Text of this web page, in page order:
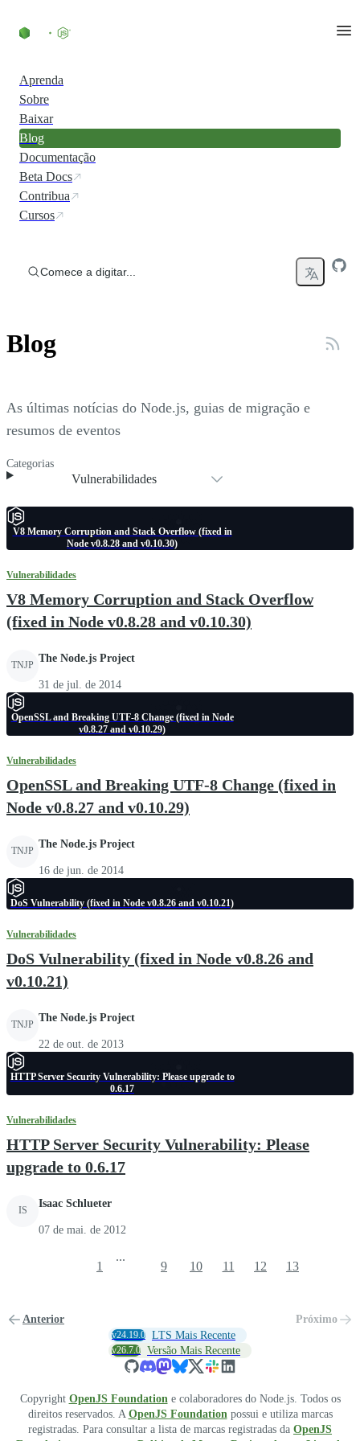
Aprenda
Sobre
Baixar
Blog
Documentação
Beta Docs
Contribua
Cursos
Comece a digitar...
Blog
As últimas notícias do Node.js, guias de migração e
resumos de eventos
Categorias
Vulnerabilidades
V8 Memory Corruption and Stack Overflow (fixed in
Node v0.8.28 and v0.10.30)
Vulnerabilidades
V8 Memory Corruption and Stack Overflow
(fixed in Node v0.8.28 and v0.10.30)
TNJP
The Node.js Project
31 de jul. de 2014
OpenSSL and Breaking UTF-8 Change (fixed in Node
v0.8.27 and v0.10.29)
Vulnerabilidades
OpenSSL and Breaking UTF-8 Change (fixed in
Node v0.8.27 and v0.10.29)
TNJP
The Node.js Project
16 de jun. de 2014
DoS Vulnerability (fixed in Node v0.8.26 and v0.10.21)
Vulnerabilidades
DoS Vulnerability (fixed in Node v0.8.26 and
v0.10.21)
TNJP
The Node.js Project
22 de out. de 2013
HTTP Server Security Vulnerability: Please upgrade to
0.6.17
Vulnerabilidades
HTTP Server Security Vulnerability: Please
upgrade to 0.6.17
IS
Isaac Schlueter
07 de mai. de 2012
Anterior
1
...
9 10 11 12 13
Próximo
v24.19.0 LTS Mais Recente
v26.7.0 Versão Mais Recente
Copyright OpenJS Foundation e colaboradores do Node.js. Todos os
direitos reservados. A OpenJS Foundation possui e utiliza marcas
registradas. Para consultar a lista de marcas registradas da OpenJS